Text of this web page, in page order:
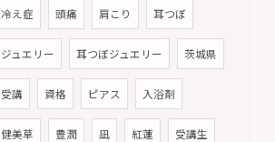
冷え症 頭痛 肩こり 耳つぼ
ジュエリー 耳つぼジュエリー 茨城県
受講 資格 ピアス 入浴剤
健美草 豊潤 凪 紅蓮 受講生